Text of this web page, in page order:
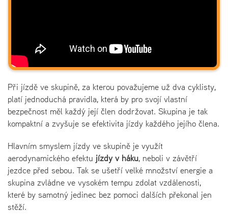
Při jízdě ve skupině, za kterou považujeme už dva cyklisty,
platí jednoduchá pravidla, která by pro svojí vlastní
bezpečnost měl každý její člen dodržovat. Skupina je tak
kompaktní a zvyšuje se efektivita jízdy každého jejího člena.
Hlavním smyslem jízdy ve skupině je využít
aerodynamického efektu jízdy v háku, neboli v závětří
jezdce před sebou. Tak se ušetří velké množství energie a
skupina zvládne ve vysokém tempu zdolat vzdálenosti,
které by samotný jedinec bez pomoci dalších překonal jen
stěží.